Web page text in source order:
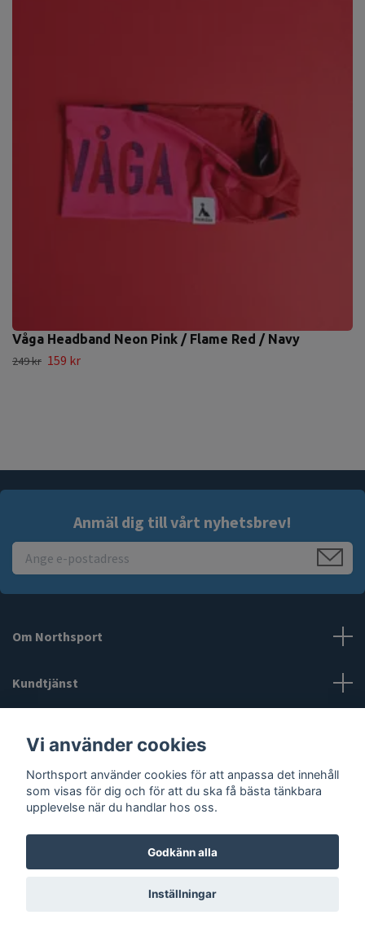
Våga Headband Neon Pink / Flame Red / Navy
249 kr 159 kr
Anmäl dig till vårt nyhetsbrev!
Om Northsport
Kundtjänst
Sociala medier
© 2026 Northsport
Vi använder cookies
Northsport använder cookies för att anpassa det innehåll
som visas för dig och för att du ska få bästa tänkbara
upplevelse när du handlar hos oss.
Godkänn alla
Inställningar